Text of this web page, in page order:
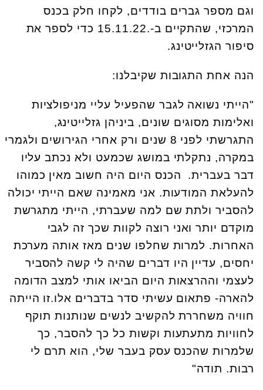
וגם מספר גברים בודדים, לקחו חלק בכנס
המרכזי, שהתקיים ב-.15.11.22 כדי לספר את
סיפור הגזלייטינג.
הנה אחת התגובות שקיבלנו:
"הייתי נשואה לגבר שהפעיל עליי מניפולציות
ואלימות מסוגים שונים, ביניהן גזלייטינג,
התגרשתי לפני 8 שנים ורק אחרי הגירושים ולגמרי
במקרה, נתקלתי במושג שכמעט ולא נכתב עליו
דבר בעברית. הכנס היום היה חשוב מאין כמוהו
להעלאת המודעות. אני מאמינה שאם הייתי יכולה
להסביר ולתת שם למה שעברתי, הייתי מתגרשת
מוקדם יותר ואני רוצה לקוות שכך זה לגבי
האחרות. למרות שחלפו שנים מאז אותה מערכת
יחסים, עדיין היו דברים שהיה לי קשה להסביר
לעצמי וההרצאות היום הביאו אותי למצב הדומה
להארה- פתאום עשיתי סדר בדברים אלו.זו הייתה
חוויה משחררת להקשיב לנשים שנותנות תוקף
לחוויות מתעתעות וקשות כל כך להסבר, כך
שלמרות שהכנס עסק בעבר שלי, הוא תרם לי
רבות. תודה"